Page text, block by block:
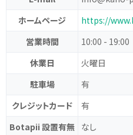
ホームページ
https://
営業時間
10:00 - 19:00
休業日
火曜日
駐車場
有
クレジットカード
有
Botapii 設置有無 なし